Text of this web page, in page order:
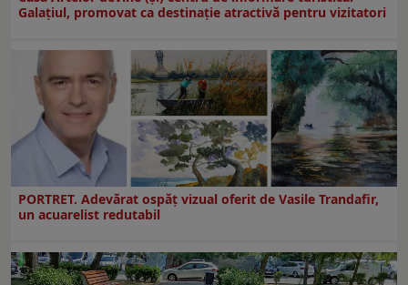
Galaţiul, promovat ca destinaţie atractivă pentru vizitatori
PORTRET. Adevărat ospăț vizual oferit de Vasile Trandafir,
un acuarelist redutabil